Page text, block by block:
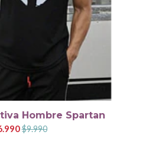
Hombre Spartan
$9.990